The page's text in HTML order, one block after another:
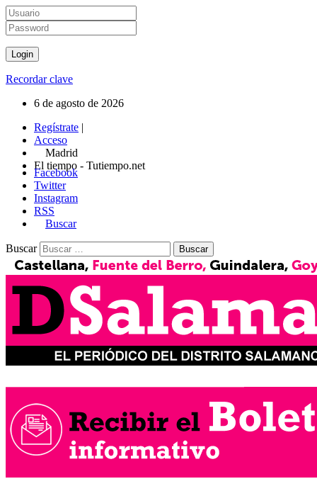
Recordar clave
6 de agosto de 2026
Regístrate |
Acceso
Madrid
El tiempo - Tutiempo.net
Facebook
Twitter
Instagram
RSS
Buscar
Buscar